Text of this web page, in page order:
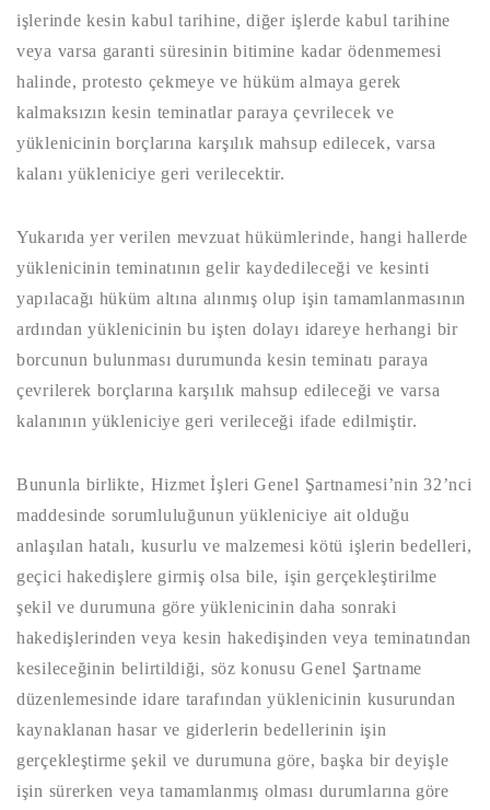
işlerinde kesin kabul tarihine, diğer işlerde kabul tarihine
veya varsa garanti süresinin bitimine kadar ödenmemesi
halinde, protesto çekmeye ve hüküm almaya gerek
kalmaksızın kesin teminatlar paraya çevrilecek ve
yüklenicinin borçlarına karşılık mahsup edilecek, varsa
kalanı yükleniciye geri verilecektir.
Yukarıda yer verilen mevzuat hükümlerinde, hangi hallerde
yüklenicinin teminatının gelir kaydedileceği ve kesinti
yapılacağı hüküm altına alınmış olup işin tamamlanmasının
ardından yüklenicinin bu işten dolayı idareye herhangi bir
borcunun bulunması durumunda kesin teminatı paraya
çevrilerek borçlarına karşılık mahsup edileceği ve varsa
kalanının yükleniciye geri verileceği ifade edilmiştir.
Bununla birlikte, Hizmet İşleri Genel Şartnamesi’nin 32’nci
maddesinde sorumluluğunun yükleniciye ait olduğu
anlaşılan hatalı, kusurlu ve malzemesi kötü işlerin bedelleri,
geçici hakedişlere girmiş olsa bile, işin gerçekleştirilme
şekil ve durumuna göre yüklenicinin daha sonraki
hakedişlerinden veya kesin hakedişinden veya teminatından
kesileceğinin belirtildiği, söz konusu Genel Şartname
düzenlemesinde idare tarafından yüklenicinin kusurundan
kaynaklanan hasar ve giderlerin bedellerinin işin
gerçekleştirme şekil ve durumuna göre, başka bir deyişle
işin sürerken veya tamamlanmış olması durumlarına göre